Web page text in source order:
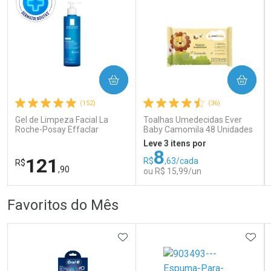
Comprar sem Desconto
Por R$ 80,99/cada
Comprar sem Desconto
Por R$ 80,99/cada
Comprar sem Desconto
Por R$ 37,99/cada
Comprar sem Desconto
Por R$ 37,99/cada
(152)
Gel de Limpeza Facial La
Roche-Posay Effaclar
R$121 ,90
COMPRAR
Por Menos
(36)
Toalhas Umedecidas Ever
Baby Camomila 48 Unidades
Leve 3 itens por
R$8,63/cada
ou R$ 15,99/un
COMPRAR
Por Menos
Favoritos do Mês
ADICIONAR AOS FAVORITOS